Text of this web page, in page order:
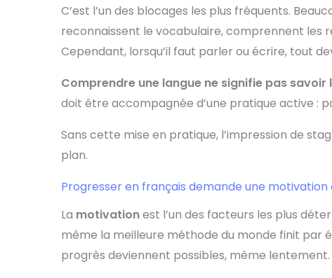
C’est l’un des blocages les plus fréquents.
reconnaissent le vocabulaire, comprennent les
Cependant, lorsqu’il faut parler ou écrire, tout
Comprendre une langue ne signifie pas savoir
doit être accompagnée d’une pratique active :
Sans cette mise en pratique, l’impression de
plan.
Progresser en français demande une
La motivationest l’un des facteurs les plus
même la meilleure méthode du monde finit par
progrès deviennent possibles, même lentement.